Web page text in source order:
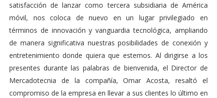
satisfacción de lanzar como tercera subsidiaria de América
móvil, nos coloca de nuevo en un lugar privilegiado en
términos de innovación y vanguardia tecnológica, ampliando
de manera significativa nuestras posibilidades de conexión y
entretenimiento donde quiera que estemos. Al dirigirse a los
presentes durante las palabras de bienvenida, el Director de
Mercadotecnia de la compañía, Omar Acosta, resaltó el
compromiso de la empresa en llevar a sus clientes lo último en